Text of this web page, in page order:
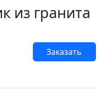
из гранита
Заказать